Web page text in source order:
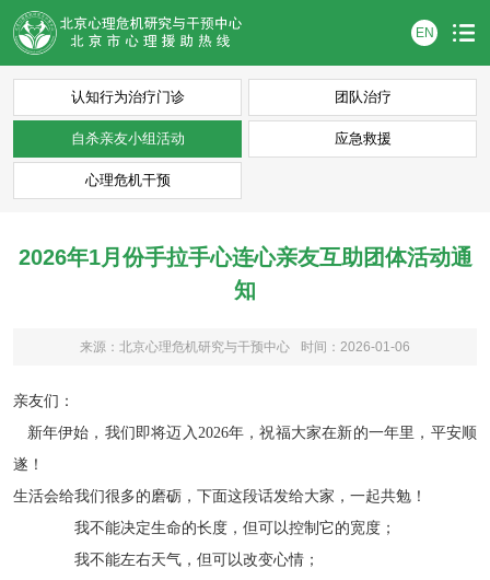
EN
认知行为治疗门诊 团队治疗
自杀亲友小组活动 应急救援
心理危机干预
2026年1月份手拉手心连心亲友互助团体活动通
知
来源：北京心理危机研究与干预中心 时间：2026-01-06
亲友们：
新年伊始，我们即将迈入2026年，祝福大家在新的一年里，平安顺
遂！
生活会给我们很多的磨砺，下面这段话发给大家，一起共勉！
我不能决定生命的长度，但可以控制它的宽度；
我不能左右天气，但可以改变心情；